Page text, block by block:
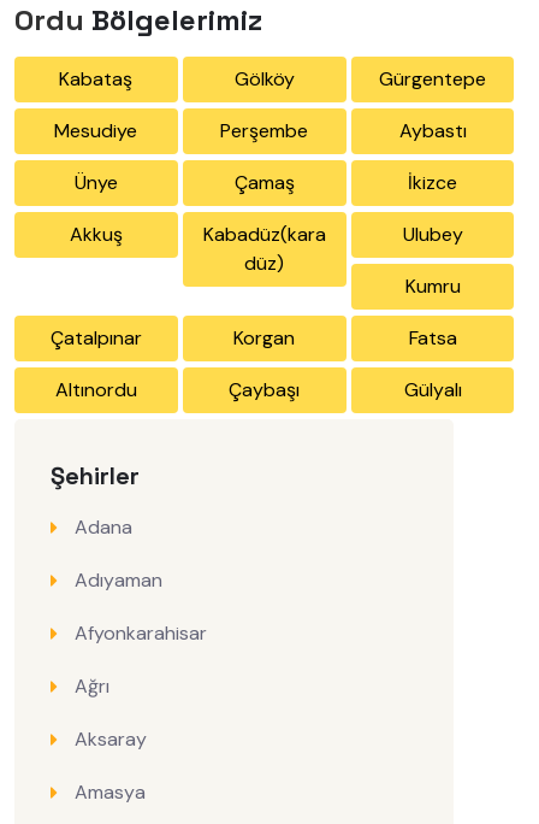
Şehirler
Adana
Adıyaman
Afyonkarahisar
Ağrı
Aksaray
Amasya
Ordu Bölgelerimiz
Kabataş Gölköy Gürgentepe
Mesudiye Perşembe Aybastı
Ünye Çamaş İkizce
Akkuş
Kabadüz(kara
düz)
Ulubey
Kumru
Çatalpınar Korgan Fatsa
Altınordu Çaybaşı Gülyalı